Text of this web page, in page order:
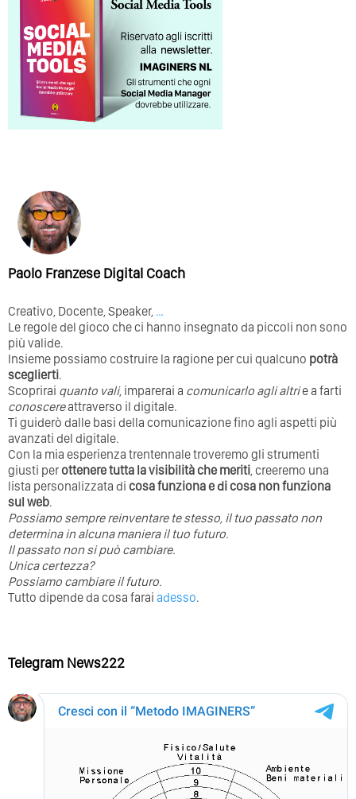
Paolo Franzese Digital Coach
Creativo, Docente, Speaker, …
Le regole del gioco che ci hanno insegnato da piccoli non sono
più valide.
Insieme possiamo costruire la ragione per cui qualcuno potrà
sceglierti.
Scoprirai quanto vali, imparerai a comunicarlo agli altrie a farti
conoscereattraverso il digitale.
Ti guiderò dalle basi della comunicazione fino agli aspetti più
avanzati del digitale.
Con la mia esperienza trentennale troveremo gli strumenti
giusti perottenere tutta la visibilità che meriti, creeremo una
lista personalizzata di cosa funziona e di cosa non funziona
sul web.
Possiamo sempre reinventare te stesso, il tuo passato non
determina in alcuna maniera il tuo futuro. ⁣
⁣Il passato non si può cambiare.
Unica certezza?
Possiamo cambiare il futuro.
Tutto dipende da cosa farai adesso.
Telegram News222